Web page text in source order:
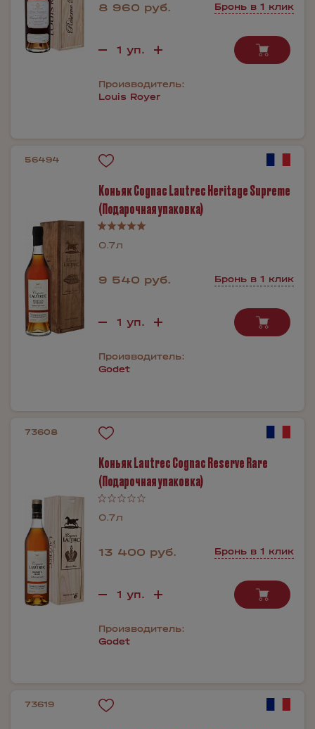
8 960 руб. Бронь в 1 клик
Производитель:
Louis Royer
56494
Коньяк Cognac Lautrec Heritage Supreme
(Подарочная упаковка)
0.7л
9 540 руб. Бронь в 1 клик
Производитель:
Godet
73608
Коньяк Lautrec Cognac Reserve Rare
(Подарочная упаковка)
0.7л
13 400 руб. Бронь в 1 клик
Производитель:
Godet
73619